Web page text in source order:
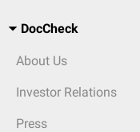
DocCheck
About Us
Investor Relations
Press